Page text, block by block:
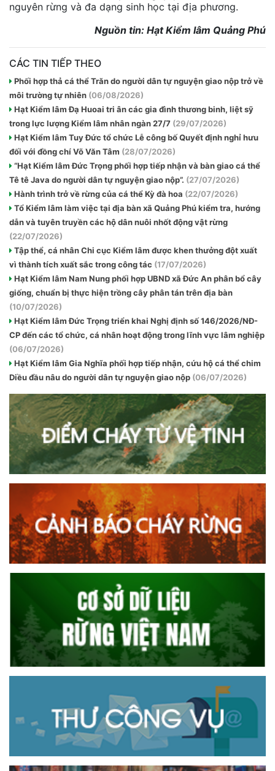
nguyên rừng và đa dạng sinh học tại địa phương.
Nguồn tin: Hạt Kiểm lâm Quảng Phú
CÁC TIN TIẾP THEO
Phối hợp thả cá thể Trăn do người dân tự nguyện giao nộp trở về
môi trường tự nhiên (06/08/2026)
Hạt Kiểm lâm Đạ Huoai tri ân các gia đình thương binh, liệt sỹ
trong lực lượng Kiểm lâm nhân ngàn 27/7 (29/07/2026)
Hạt Kiểm lâm Tuy Đức tổ chức Lễ công bố Quyết định nghỉ hưu
đối với đồng chí Võ Văn Tâm (28/07/2026)
“Hạt Kiểm lâm Đức Trọng phối hợp tiếp nhận và bàn giao cá thể
Tê tê Java do người dân tự nguyện giao nộp”. (27/07/2026)
Hành trình trở về rừng của cá thể Kỳ đà hoa (22/07/2026)
Tổ Kiểm lâm làm việc tại địa bàn xã Quảng Phú kiểm tra, hướng
dẫn và tuyên truyền các hộ dân nuôi nhốt động vật rừng
(22/07/2026)
Tập thể, cá nhân Chi cục Kiểm lâm được khen thưởng đột xuất
vì thành tích xuất sắc trong công tác (17/07/2026)
Hạt Kiểm lâm Nam Nung phối hợp UBND xã Đức An phân bổ cây
giống, chuẩn bị thực hiện trồng cây phân tán trên địa bàn
(10/07/2026)
Hạt Kiểm lâm Đức Trọng triển khai Nghị định số 146/2026/NĐ-
CP đến các tổ chức, cá nhân hoạt động trong lĩnh vực lâm nghiệp
(06/07/2026)
Hạt Kiểm lâm Gia Nghĩa phối hợp tiếp nhận, cứu hộ cá thể chim
Diều đầu nâu do người dân tự nguyện giao nộp (06/07/2026)